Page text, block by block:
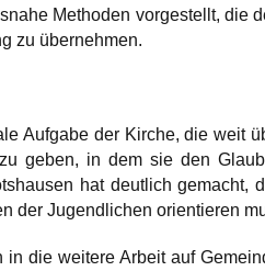
Methoden vorgestellt, die
zu übernehmen.
Aufgabe der Kirche, die weit
geben, in dem sie den
hat deutlich gemacht,
der Jugendlichen orientieren
die weitere Arbeit auf